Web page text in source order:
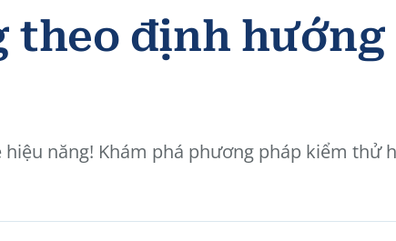
theo định
năng! Khám phá phương pháp kiểm thử